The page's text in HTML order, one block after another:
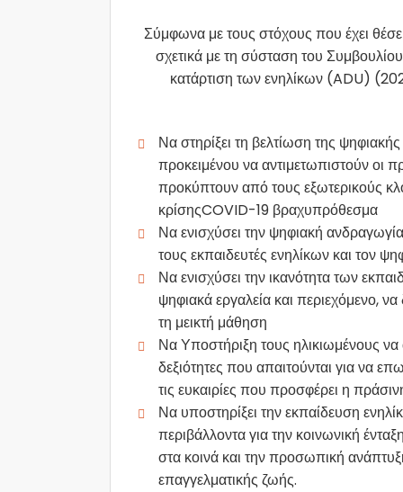
Σύμφωνα με τους στόχους που έχει
σχετικά με τη σύσταση του
κατάρτιση των ενηλίκων (ADU)
Να στηρίξει τη βελτίωση της
προκειμένου να αντιμετωπιστούν οι
προκύπτουν από τους εξωτερικούς
κρίσηςCOVID-19 βραχυπρόθεσμα
Να ενισχύσει την ψηφιακή
τους εκπαιδευτές ενηλίκων και τον
Να ενισχύσει την ικανότητα των
ψηφιακά εργαλεία και περιεχόμενο,
τη μεικτή μάθηση
Να Υποστήριξη τους ηλικιωμένους να
δεξιότητες που απαιτούνται για να
τις ευκαιρίες που προσφέρει η
Να υποστηρίξει την εκπαίδευση
περιβάλλοντα για την κοινωνική
στα κοινά και την προσωπική
επαγγελματικής ζωής.